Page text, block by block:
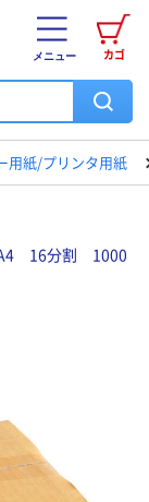
カゴ
メニュー
用紙/プリンタ用紙
A4 16分割 1000